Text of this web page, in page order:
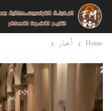
Home أخبار